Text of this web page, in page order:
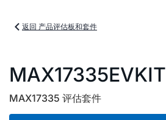
返回 产品评估板和套件
MAX17335EVKIT
MAX17335 评估套件